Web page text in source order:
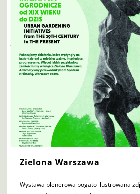
Zielona Warszawa
Wystawa plenerowa bogato ilustrowana